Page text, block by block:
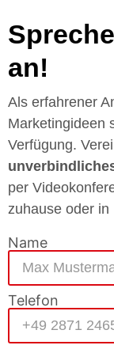
an!
Als erfahrener
Marketingideen
Verfügung.
per
zuhause oder in
Name
Telefon